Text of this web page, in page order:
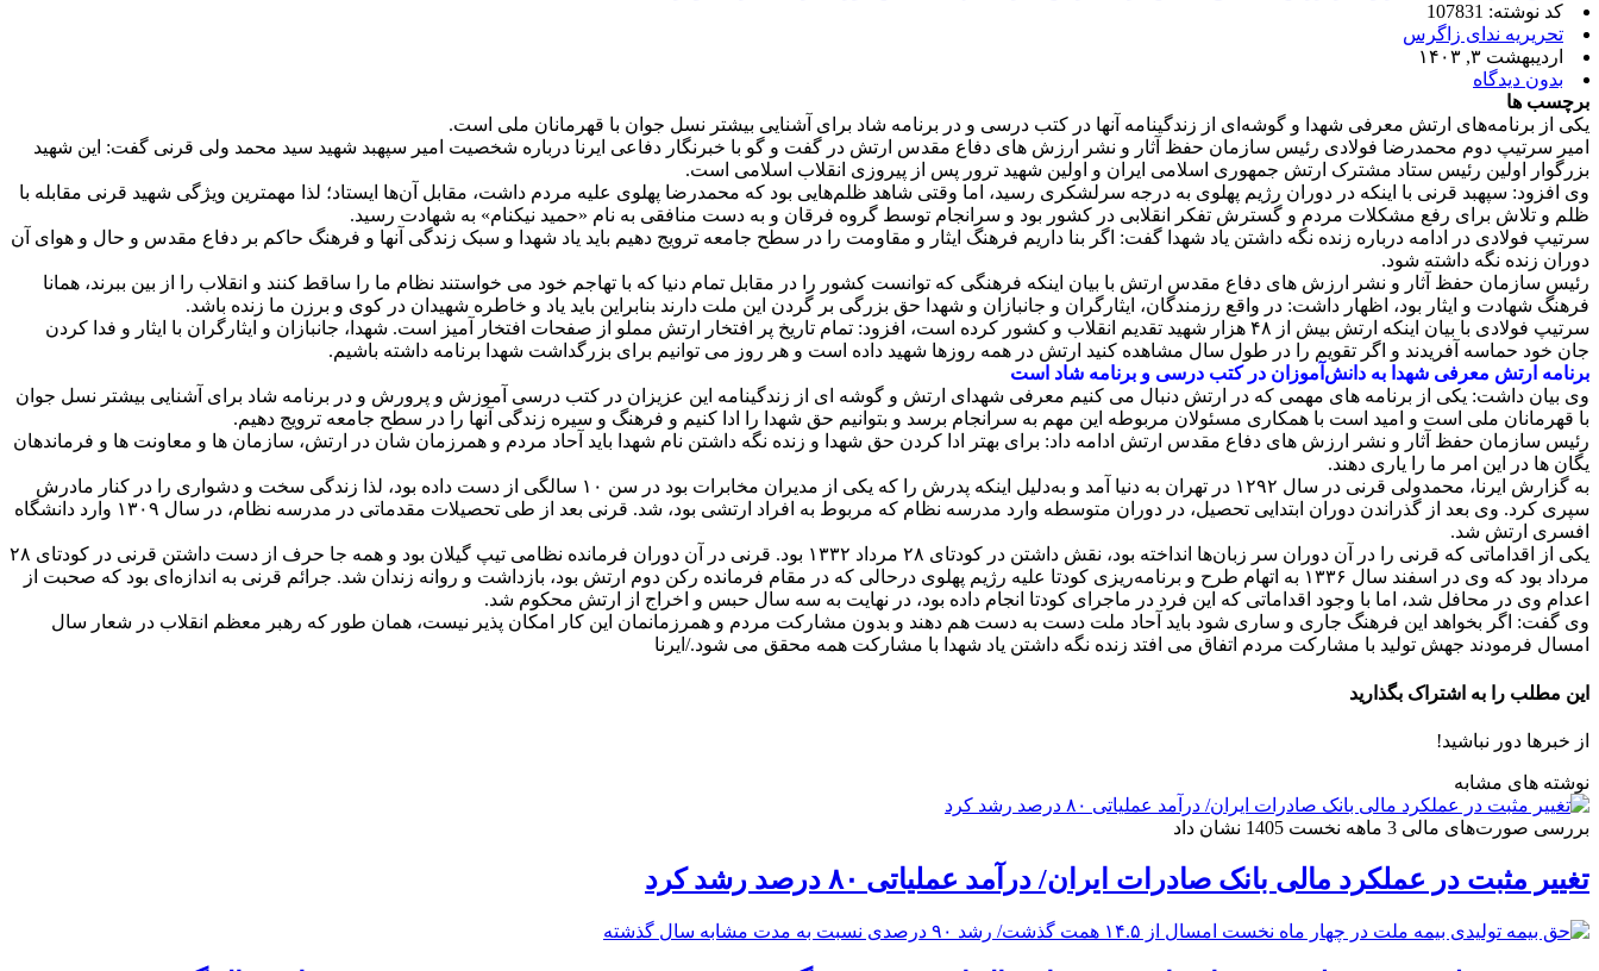
کد نوشته: 107831
تحریریه ندای زاگرس
اردیبهشت ۳, ۱۴۰۳
بدون دیدگاه
برچسب ها
یکی از برنامه‌های ارتش معرفی شهدا و گوشه‌ای از زندگینامه آنها در کتب درسی و در برنامه شاد برای آشنایی بیشتر نسل جوان با قهرمانان ملی است.
امیر سرتیپ دوم محمدرضا فولادی رئیس سازمان حفظ آثار و نشر ارزش های دفاع مقدس ارتش در گفت و گو با خبرنگار دفاعی ایرنا درباره شخصیت امیر سپهبد شهید سید محمد ولی قرنی گفت: این شهید
بزرگوار اولین رئیس ستاد مشترک ارتش جمهوری اسلامی ایران و اولین شهید ترور پس از پیروزی انقلاب اسلامی است.
وی افزود: سپهبد قرنی با اینکه در دوران رژیم پهلوی به درجه سرلشکری رسید، اما وقتی شاهد ظلم‌هایی بود که محمدرضا پهلوی علیه مردم داشت، مقابل آن‌ها ایستاد؛ لذا مهمترین ویژگی شهید قرنی مقابله با
ظلم و تلاش برای رفع مشکلات مردم و گسترش تفکر انقلابی در کشور بود و سرانجام توسط گروه فرقان و به دست منافقی به نام «حمید نیکنام» به شهادت رسید.
سرتیپ فولادی در ادامه درباره زنده نگه داشتن یاد شهدا گفت: اگر بنا داریم فرهنگ ایثار و مقاومت را در سطح جامعه ترویج دهیم باید یاد شهدا و سبک زندگی آنها و فرهنگ حاکم بر دفاع مقدس و حال و هوای آن
دوران زنده نگه داشته شود.
رئیس سازمان حفظ آثار و نشر ارزش های دفاع مقدس ارتش با بیان اینکه فرهنگی که توانست کشور را در مقابل تمام دنیا که با تهاجم خود می خواستند نظام ما را ساقط کنند و انقلاب را از بین ببرند، همانا
فرهنگ شهادت و ایثار بود، اظهار داشت: در واقع رزمندگان، ایثارگران و جانبازان و شهدا حق بزرگی بر گردن این ملت دارند بنابراین باید یاد و خاطره شهیدان در کوی و برزن ما زنده باشد.
سرتیپ فولادی با بیان اینکه ارتش بیش از ۴۸ هزار شهید تقدیم انقلاب و کشور کرده است، افزود: تمام تاریخ پر افتخار ارتش مملو از صفحات افتخار آمیز است. شهدا، جانبازان و ایثارگران با ایثار و فدا کردن
جان خود حماسه آفریدند و اگر تقویم را در طول سال مشاهده کنید ارتش در همه روزها شهید داده است و هر روز می توانیم برای بزرگداشت شهدا برنامه داشته باشیم.
برنامه ارتش معرفی شهدا به دانش‌آموزان در کتب درسی و برنامه شاد است
وی بیان داشت: یکی از برنامه های مهمی که در ارتش دنبال می کنیم معرفی شهدای ارتش و گوشه ای از زندگینامه این عزیزان در کتب درسی آموزش و پرورش و در برنامه شاد برای آشنایی بیشتر نسل جوان
با قهرمانان ملی است و امید است با همکاری مسئولان مربوطه این مهم به سرانجام برسد و بتوانیم حق شهدا را ادا کنیم و فرهنگ و سیره زندگی آنها را در سطح جامعه ترویج دهیم.
رئیس سازمان حفظ آثار و نشر ارزش های دفاع مقدس ارتش ادامه داد: برای بهتر ادا کردن حق شهدا و زنده نگه داشتن نام شهدا باید آحاد مردم و همرزمان شان در ارتش، سازمان ها و معاونت ها و فرماندهان
یگان ها در این امر ما را یاری دهند.
به گزارش ایرنا، محمدولی قرنی در سال ۱۲۹۲ در تهران به دنیا آمد و به‌دلیل اینکه پدرش را که یکی از مدیران مخابرات بود در سن ۱۰ سالگی از دست داده بود، لذا زندگی سخت و دشواری را در کنار مادرش
سپری کرد. وی بعد از گذراندن دوران ابتدایی تحصیل، در دوران متوسطه وارد مدرسه نظام که مربوط به افراد ارتشی بود، شد. قرنی بعد از طی تحصیلات مقدماتی در مدرسه نظام، در سال ۱۳۰۹ وارد دانشگاه
افسری ارتش شد.
یکی از اقداماتی که قرنی را در آن دوران سر زبان‌ها انداخته بود، نقش داشتن در کودتای ۲۸ مرداد ۱۳۳۲ بود. قرنی در آن دوران فرمانده نظامی تیپ گیلان بود و همه جا حرف از دست داشتن قرنی در کودتای ۲۸
مرداد بود که وی در اسفند سال ۱۳۳۶ به اتهام طرح و برنامه‌ریزی کودتا علیه رژیم پهلوی درحالی که در مقام فرمانده رکن دوم ارتش بود، بازداشت و روانه زندان شد. جرائم قرنی به اندازه‌ای بود که صحبت از
اعدام وی در محافل شد، اما با وجود اقداماتی که این فرد در ماجرای کودتا انجام داده بود، در نهایت به سه سال حبس و اخراج از ارتش محکوم شد.
وی گفت: اگر بخواهد این فرهنگ جاری و ساری شود باید آحاد ملت دست به دست هم دهند و بدون مشارکت مردم و همرزمانمان این کار امکان پذیر نیست، همان طور که رهبر معظم انقلاب در شعار سال
امسال فرمودند جهش تولید با مشارکت مردم اتفاق می افتد زنده نگه داشتن یاد شهدا با مشارکت همه محقق می شود./ایرنا
این مطلب را به اشتراک بگذارید
از خبرها دور نباشید!
نوشته های مشابه
بررسی صورت‌های مالی 3 ماهه نخست 1405 نشان داد
تغییر مثبت در عملکرد مالی بانک صادرات ایران/ درآمد عملیاتی ۸۰ درصد رشد کرد